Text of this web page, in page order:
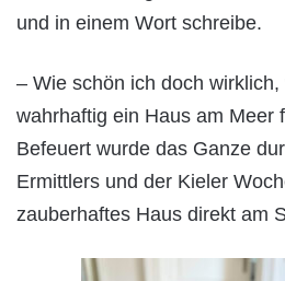
und in einem Wort schreibe.
– Wie schön ich doch wirklich,
wahrhaftig ein Haus am Meer
Befeuert wurde das Ganze
Ermittlers und der Kieler
zauberhaftes Haus direkt am